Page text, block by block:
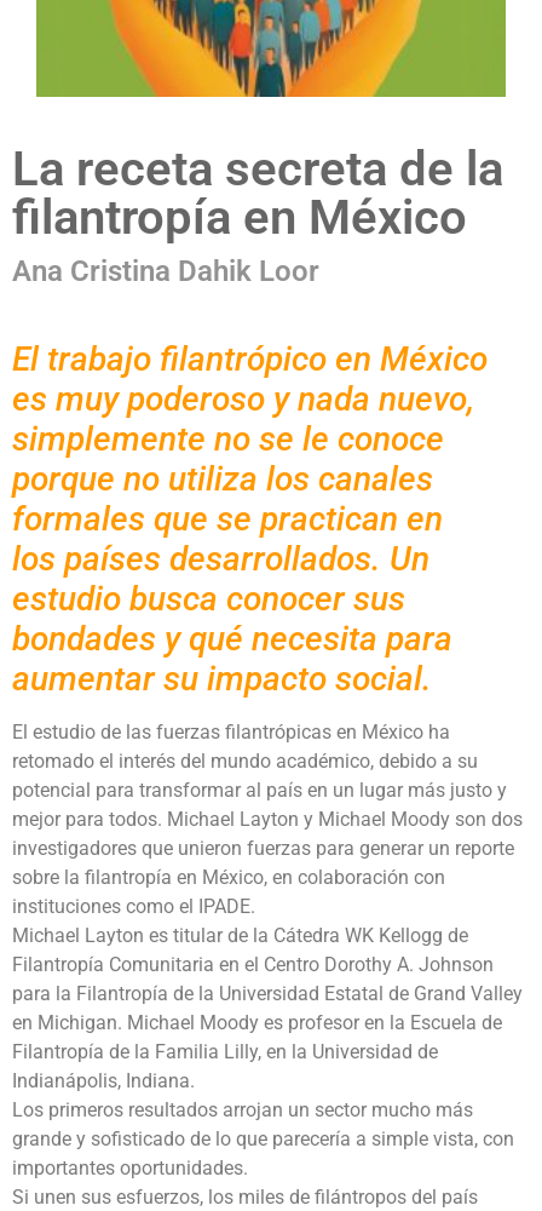
La receta secreta de la
filantropía en México
Ana Cristina Dahik Loor
El trabajo filantrópico en México
es muy poderoso y nada nuevo,
simplemente no se le conoce
porque no utiliza los canales
formales que se practican en
los países desarrollados. Un
estudio busca conocer sus
bondades y qué necesita para
aumentar su impacto social.
El estudio de las fuerzas filantrópicas en México ha
retomado el interés del mundo académico, debido a su
potencial para transformar al país en un lugar más justo y
mejor para todos. Michael Layton y Michael Moody son dos
investigadores que unieron fuerzas para generar un reporte
sobre la filantropía en México, en colaboración con
instituciones como el IPADE.
Michael Layton es titular de la Cátedra WK Kellogg de
Filantropía Comunitaria en el Centro Dorothy A. Johnson
para la Filantropía de la Universidad Estatal de Grand Valley
en Michigan. Michael Moody es profesor en la Escuela de
Filantropía de la Familia Lilly, en la Universidad de
Indianápolis, Indiana.
Los primeros resultados arrojan un sector mucho más
grande y sofisticado de lo que parecería a simple vista, con
importantes oportunidades.
Si unen sus esfuerzos, los miles de filántropos del país